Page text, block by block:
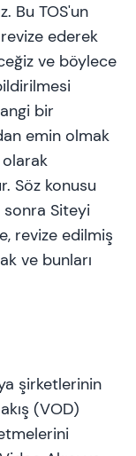
Bu TOS'un
ederek
ve böylece
bir
emin olmak
olarak
Söz konusu
sonra Siteyi
revize edilmiş
ve bunları
şirketlerinin
(VOD)